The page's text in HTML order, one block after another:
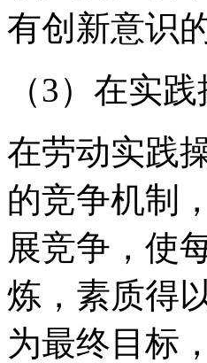
有创新意识
（3）在实
在劳动实践
的竞争机制
展竞争，使
炼，素质得
为最终目标